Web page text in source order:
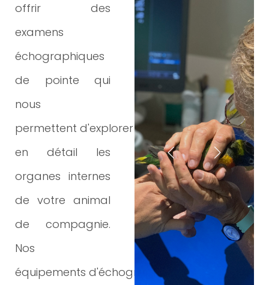
offrir des
examens
échographiques
de pointe qui
nous
permettent d'explorer
en détail les
organes internes
de votre animal
de compagnie.
Nos
équipements d'échographie